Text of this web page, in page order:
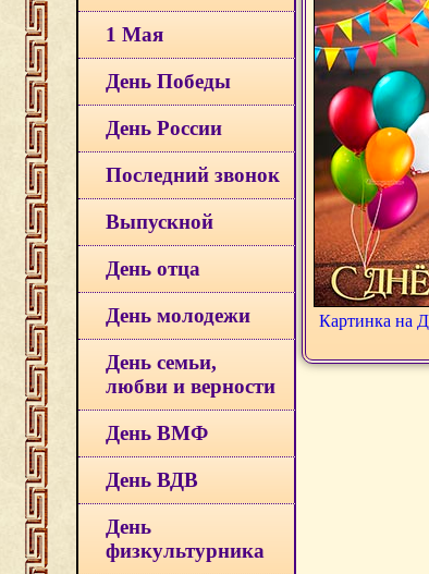
1 Мая
День Победы
День России
Последний звонок
Выпускной
День отца
День молодежи
День семьи,
любви и верности
День ВМФ
День ВДВ
День
физкультурника
Картинка на